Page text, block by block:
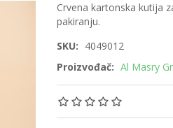
Crvena kartonska kutija
pakiranju.
SKU: 4049012
Proizvođač: Al Masry